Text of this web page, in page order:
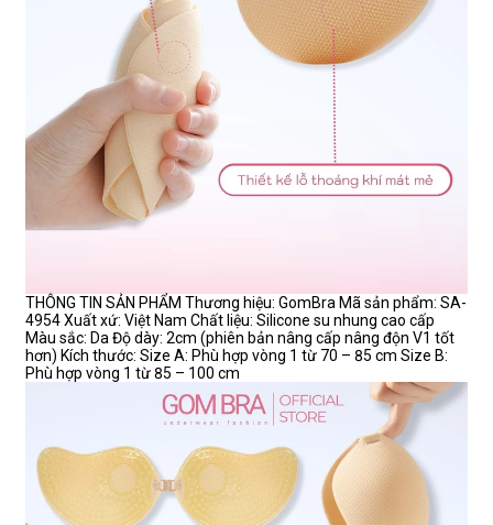
THÔNG TIN SẢN PHẨM Thương hiệu: GomBra Mã sản phẩm: SA-
4954 Xuất xứ: Việt Nam Chất liệu: Silicone su nhung cao cấp
Màu sắc: Da Độ dày: 2cm (phiên bản nâng cấp nâng độn V1 tốt
hơn) Kích thước: Size A: Phù hợp vòng 1 từ 70 – 85 cm Size B:
Phù hợp vòng 1 từ 85 – 100 cm